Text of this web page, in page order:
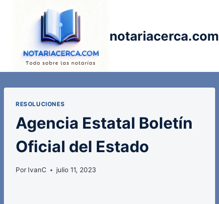
notariacerca.com
RESOLUCIONES
Agencia Estatal Boletín
Oficial del Estado
Por IvanC julio 11, 2023